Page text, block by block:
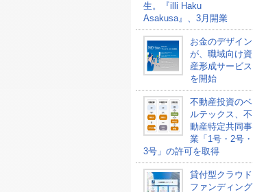
生。『illi Haku
Asakusa』、3月開業
お金のデザイン
が、職域向け資
産形成サービス
を開始
不動産投資のベ
ルテックス、不
動産特定共同事
業「1号・2号・
3号」の許可を取得
貸付型クラウド
ファンディング